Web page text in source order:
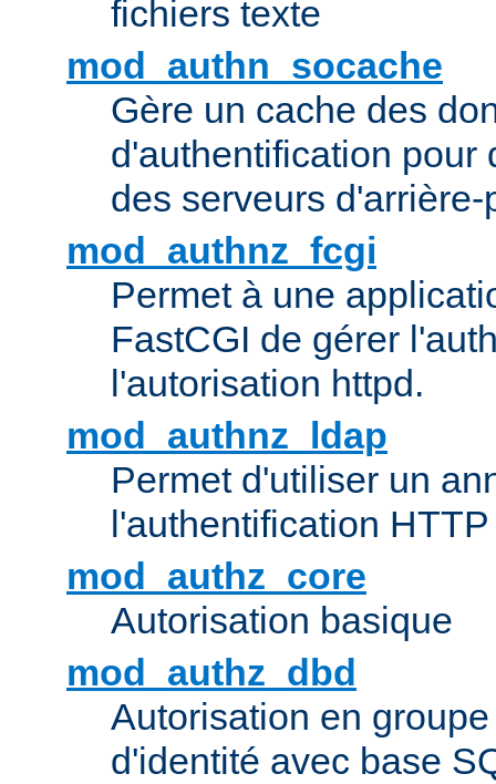
fichiers texte
mod_authn_socache
Gère un cache des
d'authentification pour
des serveurs d'arrière-
mod_authnz_fcgi
Permet à une
FastCGI de gérer
l'autorisation httpd.
mod_authnz_ldap
Permet d'utiliser un
l'authentification
mod_authz_core
Autorisation basique
mod_authz_dbd
Autorisation en
d'identité avec base